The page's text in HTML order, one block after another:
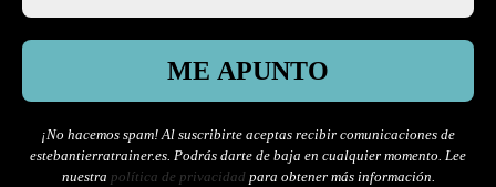
¡No hacemos spam! Al suscribirte aceptas recibir comunicaciones de
estebantierratrainer.es. Podrás darte de baja en cualquier momento. Lee
nuestra política de privacidad para obtener más información.